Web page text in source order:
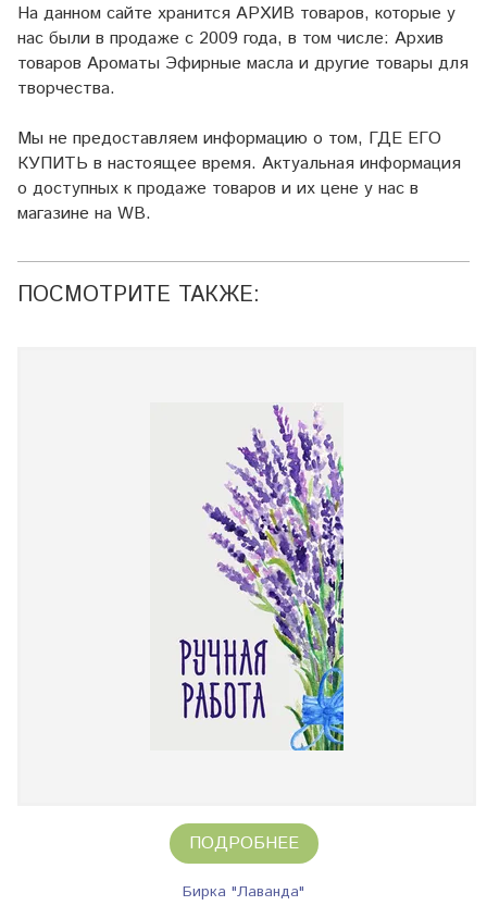
На данном сайте хранится АРХИВ товаров, которые у
нас были в продаже с 2009 года, в том числе: Архив
товаров Ароматы Эфирные масла и другие товары для
творчества.
Мы не предоставляем информацию о том, ГДЕ ЕГО
КУПИТЬ в настоящее время. Актуальная информация
о доступных к продаже товаров и их цене у нас в
магазине на WB.
ПОСМОТРИТЕ ТАКЖЕ:
ПОДРОБНЕЕ
Бирка "Лаванда"